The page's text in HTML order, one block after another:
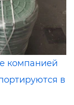
компанией
в